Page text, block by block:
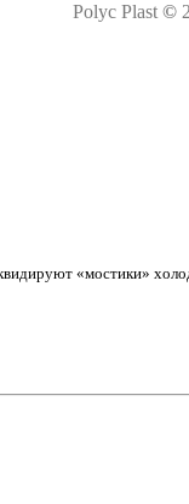
Polyc Plast ©
«мостики»